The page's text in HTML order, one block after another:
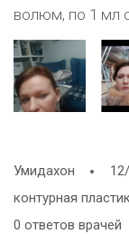
волюм, по 1 мл
щечной борозде
отека или
Как это можно
Умидахон
контурная
0 ответов врачей